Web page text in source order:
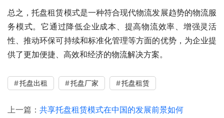
总之，托盘租赁模式是一种符合现代物流发展趋势的物流服
务模式。它通过降低企业成本、提高物流效率、增强灵活
性、推动环保可持续和标准化管理等方面的优势，为企业提
供了更加便捷、高效和经济的物流解决方案。
托盘出租 托盘厂家 托盘租赁
上一篇： 共享托盘租赁模式在中国的发展前景如何